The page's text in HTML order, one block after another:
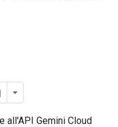
all'API Gemini Cloud